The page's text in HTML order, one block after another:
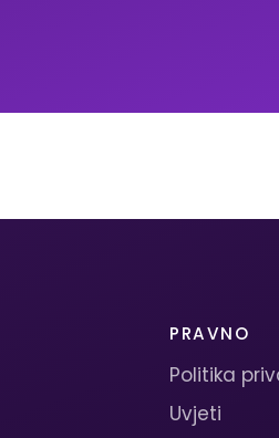
PRAVNO
Politika
Uvjeti